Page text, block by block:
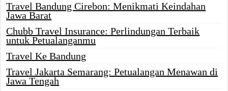
Travel Bandung Cirebon: Menikmati Keindahan
Jawa Barat
Chubb Travel Insurance: Perlindungan Terbaik
untuk Petualanganmu
Travel Ke Bandung
Travel Jakarta Semarang: Petualangan Menawan di
Jawa Tengah